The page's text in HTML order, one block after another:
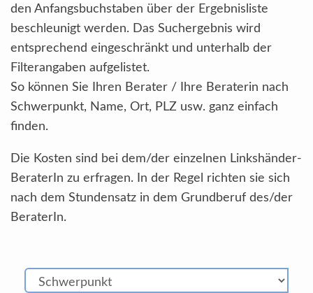
den Anfangsbuchstaben über der Ergebnisliste
beschleunigt werden. Das Suchergebnis wird
entsprechend eingeschränkt und unterhalb der
Filterangaben aufgelistet.
So können Sie Ihren Berater / Ihre Beraterin nach
Schwerpunkt, Name, Ort, PLZ usw. ganz einfach
finden.
Die Kosten sind bei dem/der einzelnen Linkshänder-
BeraterIn zu erfragen. In der Regel richten sie sich
nach dem Stundensatz in dem Grundberuf des/der
BeraterIn.